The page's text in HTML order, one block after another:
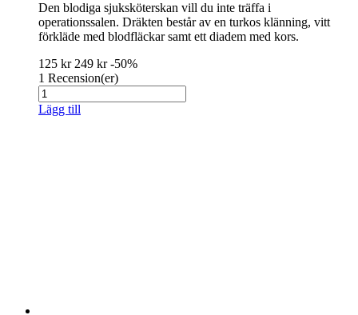
Den blodiga sjuksköterskan vill du inte träffa i
operationssalen. Dräkten består av en turkos klänning, vitt
förkläde med blodfläckar samt ett diadem med kors.
125 kr 249 kr-50%
1 Recension(er)
Lägg till